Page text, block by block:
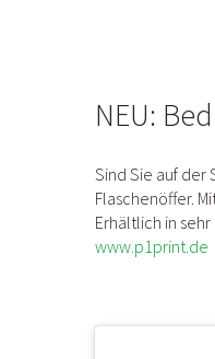
NEU:
Sind Sie auf der
Flaschenöffer.
Erhältlich in
www.p1print.de